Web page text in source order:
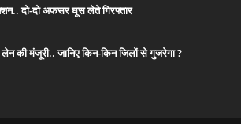
दो-दो अफसर घूस लेते गिरफ्तार
की मंजूरी.. जानिए किन-किन जिलों से गुजरेगा ?